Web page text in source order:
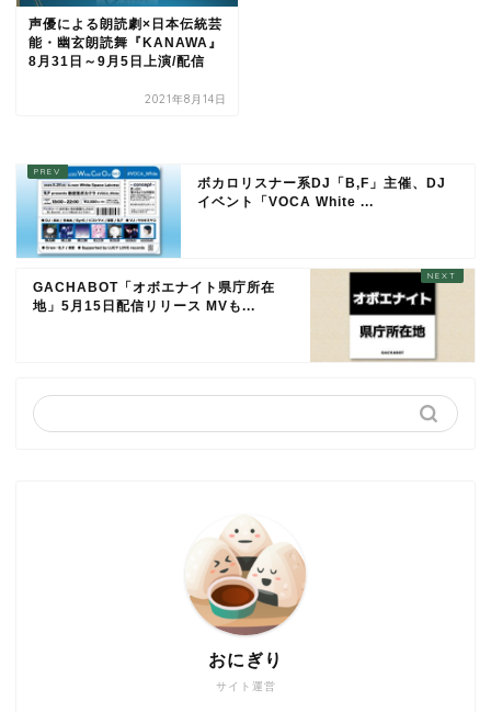
声優による朗読劇×日本伝統芸
能・幽玄朗読舞『KANAWA』
8月31日～9月5日上演/配信
2021年8月14日
ボカロリスナー系DJ「B,F」主催、DJ
イベント「VOCA White ...
GACHABOT「オボエナイト県庁所在
地」5月15日配信リリース MVも...
サイト運営
おにぎり